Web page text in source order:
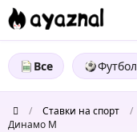
Все Футбол
/ Ставки на спорт /
Динамо М